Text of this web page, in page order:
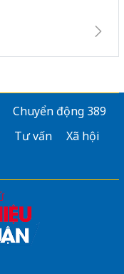
Chuyển động 389
Tư vấn
Xã hội